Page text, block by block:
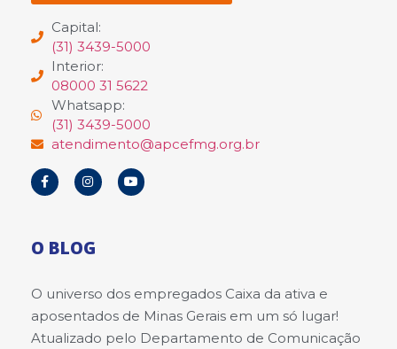
Capital:
(31) 3439-5000
Interior:
08000 31 5622
Whatsapp:
(31) 3439-5000
atendimento@apcefmg.org.br
O BLOG
O universo dos empregados Caixa da ativa e
aposentados de Minas Gerais em um só lugar!
Atualizado pelo Departamento de Comunicação